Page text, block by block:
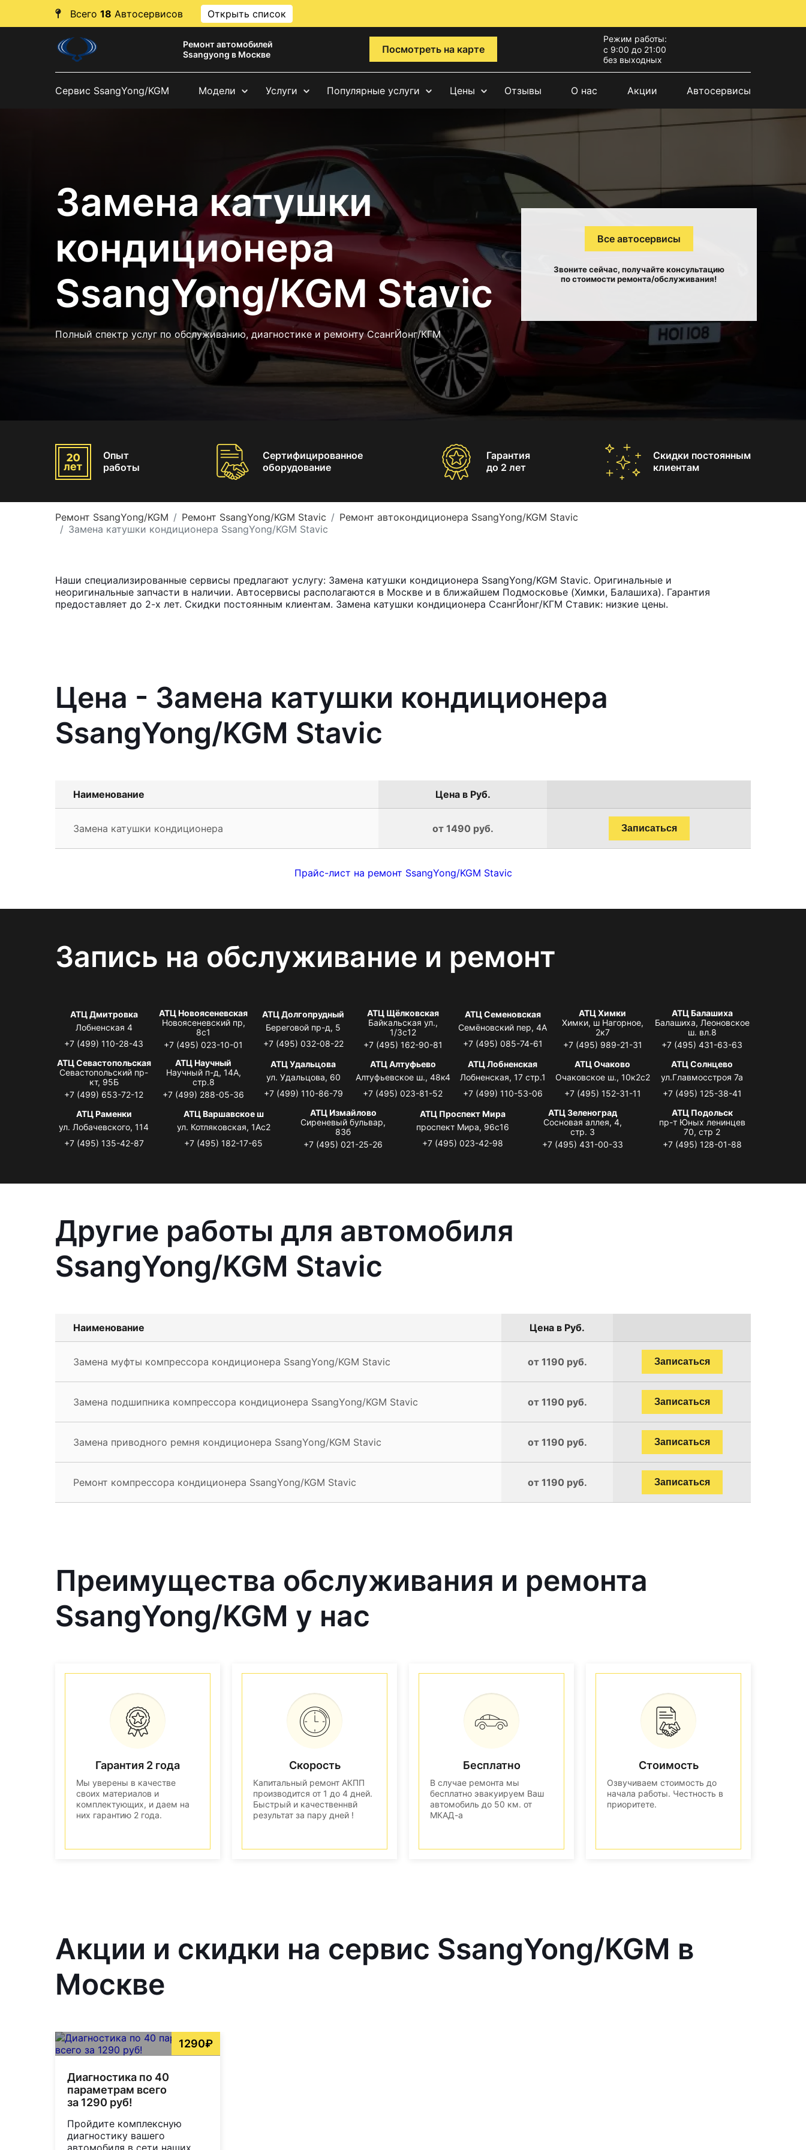
Всего 18 Автосервисов Открыть список
Ремонт автомобилей
Ssangyong в Москве
Посмотреть на карте
Режим работы:
с 9:00 до 21:00
без выходных
Сервис SsangYong/KGM Модели Услуги Популярные услуги Цены Отзывы О нас Акции Автосервисы
Замена катушки
кондиционера
SsangYong/KGM Stavic
Полный спектр услуг по обслуживанию, диагностике и ремонту СсангЙонг/КГМ
Все автосервисы
Звоните сейчас, получайте консультацию
по стоимости ремонта/обслуживания!
Опыт
работы
Сертифицированное
оборудование
Гарантия
до 2 лет
Скидки постоянным
клиентам
Ремонт SsangYong/KGM Ремонт SsangYong/KGM Stavic
Ремонт автокондиционера SsangYong/KGM Stavic
Замена катушки кондиционера SsangYong/KGM Stavic
Наши специализированные сервисы предлагают услугу: Замена катушки кондиционера SsangYong/KGM Stavic. Оригинальные и
неоригинальные запчасти в наличии. Автосервисы располагаются в Москве и в ближайшем Подмосковье (Химки, Балашиха). Гарантия
предоставляет до 2-х лет. Скидки постоянным клиентам. Замена катушки кондиционера СсангЙонг/КГМ Ставик: низкие цены.
Цена - Замена катушки кондиционера
SsangYong/KGM Stavic
Наименование Цена в Руб.
Замена катушки кондиционера от 1490 руб. Записаться
Прайс-лист на ремонт SsangYong/KGM Stavic
Запись на обслуживание и ремонт
АТЦ Дмитровка
Лобненская 4
+7 (499) 110-28-43
АТЦ Новоясеневская
Новоясеневский пр,
8с1
+7 (495) 023-10-01
АТЦ Долгопрудный
Береговой пр-д, 5
+7 (495) 032-08-22
АТЦ Щёлковская
Байкальская ул.,
1/3с12
+7 (495) 162-90-81
АТЦ Семеновская
Семёновский пер, 4А
+7 (495) 085-74-61
АТЦ Химки
Химки, ш Нагорное,
2к7
+7 (495) 989-21-31
АТЦ Балашиха
Балашиха, Леоновское
ш. вл.8
+7 (495) 431-63-63
АТЦ Севастопольская
Севастопольский пр-
кт, 95Б
+7 (499) 653-72-12
АТЦ Научный
Научный п-д, 14А,
стр.8
+7 (499) 288-05-36
АТЦ Удальцова
ул. Удальцова, 60
+7 (499) 110-86-79
АТЦ Алтуфьево
Алтуфьевское ш., 48к4
+7 (495) 023-81-52
АТЦ Лобненская
Лобненская, 17 стр.1
+7 (499) 110-53-06
АТЦ Очаково
Очаковское ш., 10к2с2
+7 (495) 152-31-11
АТЦ Солнцево
ул.Главмосстроя 7а
+7 (495) 125-38-41
АТЦ Раменки
ул. Лобачевского, 114
+7 (495) 135-42-87
АТЦ Варшавское ш
ул. Котляковская, 1Ас2
+7 (495) 182-17-65
АТЦ Измайлово
Сиреневый бульвар,
83б
+7 (495) 021-25-26
АТЦ Проспект Мира
проспект Мира, 96с16
+7 (495) 023-42-98
АТЦ Зеленоград
Сосновая аллея, 4,
стр. 3
+7 (495) 431-00-33
АТЦ Подольск
пр-т Юных ленинцев
70, стр 2
+7 (495) 128-01-88
Другие работы для автомобиля
SsangYong/KGM Stavic
Наименование Цена в Руб.
Замена муфты компрессора кондиционера SsangYong/KGM Stavic от 1190 руб. Записаться
Замена подшипника компрессора кондиционера SsangYong/KGM Stavic от 1190 руб. Записаться
Замена приводного ремня кондиционера SsangYong/KGM Stavic от 1190 руб. Записаться
Ремонт компрессора кондиционера SsangYong/KGM Stavic от 1190 руб. Записаться
Преимущества обслуживания и ремонта
SsangYong/KGM у нас
Гарантия 2 года
Мы уверены в качестве
своих материалов и
комплектующих, и даем на
них гарантию 2 года.
Скорость
Капитальный ремонт АКПП
производится от 1 до 4 дней.
Быстрый и качественнвй
результат за пару дней !
Бесплатно
В случае ремонта мы
бесплатно эвакуируем Ваш
автомобиль до 50 км. от
МКАД-а
Стоимость
Озвучиваем стоимость до
начала работы. Честность в
приоритете.
Акции и скидки на сервис SsangYong/KGM в
Москве
1290₽
Диагностика по 40
параметрам всего
за 1290 руб!
Пройдите комплексную
диагностику вашего
автомобиля в сети наших